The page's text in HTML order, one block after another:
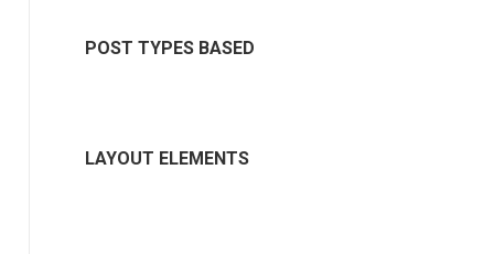
POST TYPES BASED
LAYOUT ELEMENTS